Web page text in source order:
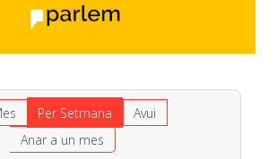
Per Setmana
Avui
Anar a un mes